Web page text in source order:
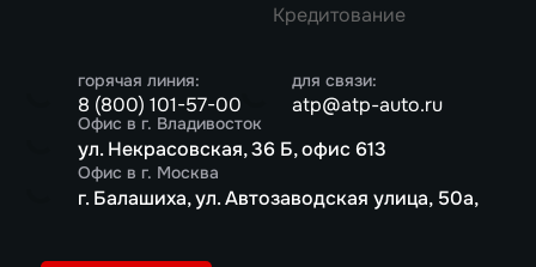
Кредитование
горячая линия:
8 (800) 101-57-00
для связи:
atp@atp-auto.ru
Офис в г. Владивосток
ул. Некрасовская, 36 Б, офис 613
Офис в г. Москва
г. Балашиха, ул. Автозаводская улица, 50а,